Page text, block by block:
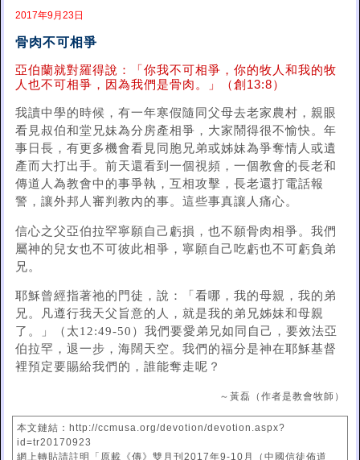
2017年9月23日
骨肉不可相爭
亞伯蘭就對羅得說：「你我不可相爭，你的牧人和我的牧
人也不可相爭，因為我們是骨肉。」（創13:8）
我讀中學的時候，有一年寒假隨同父母去老家農村，親眼
看見叔伯和堂兄妹為分房產相爭，大家鬧得很不愉快。年
事日長，有更多機會看見同胞兄弟或姊妹為爭奪情人或遺
產而大打出手。前天還看到一個視頻，一個教會的長老和
傳道人為教會中的事爭執，互相攻擊，長老還打電話報
警，讓外邦人審判教內的事。這些事真讓人痛心。
信心之父亞伯拉罕寧願自己虧損，也不願骨肉相爭。我們
屬神的兒女也不可彼此相爭，寧願自己吃虧也不可虧負弟
兄。
耶穌曾經指著祂的門徒，說：「看哪，我的母親，我的弟
兄。凡遵行我天父旨意的人，就是我的弟兄姊妹和母親
了。」（太12:49-50）我們要愛弟兄如同自己，要效法亞
伯拉罕，退一步，海闊天空。我們的福分是神在耶穌基督
裡預定要賜給我們的，誰能奪走呢？
～黃磊（作者是教會牧師）
本文鏈結：http://ccmusa.org/devotion/devotion.aspx?
id=tr20170923
網上轉貼請註明「原載《傳》雙月刊2017年9-10月（中國信徒佈道